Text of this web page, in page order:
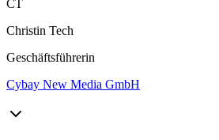
CT
Christin Tech
Geschäftsführerin
Cybay New Media GmbH